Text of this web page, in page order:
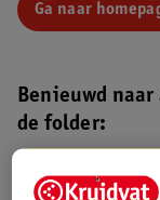
Ga naar
Benieuwd
de folder:
Kruidvat